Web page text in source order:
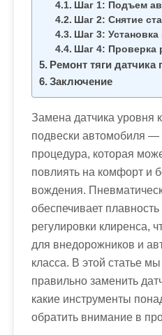
Шаг 1: Подъем
Шаг 2: Снятие
Шаг 3: Установка
Шаг 4: Проверка
Ремонт тяги датчика
Заключение
Замена датчика уровня
подвески автомобиля —
процедура, которая
повлиять на комфорт и
вождения.
обеспечивает
регулировки клиренса,
для внедорожников и
класса. В этой статье
правильно заменить
какие инструменты
обратить внимание в